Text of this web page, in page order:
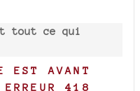
tout ce qui
AVANT
418